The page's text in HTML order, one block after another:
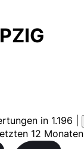
in 1.196
12 Monaten